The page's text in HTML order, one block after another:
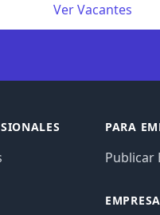
Ver Vacantes
PARA
Publicar
EMPRESA